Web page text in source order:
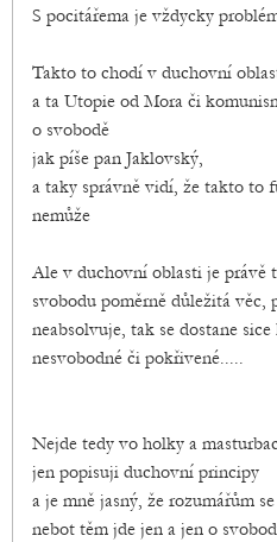
S pocitářema je vždycky
Takto to chodí v duchovní
a ta Utopie od Mora či
o svobodě
jak píše pan Jaklovský,
a taky správně vidí, že takto to
nemůže
Ale v duchovní oblasti je právě
svobodu poměrně důležitá věc,
neabsolvuje, tak se dostane
nesvobodné či pokřivené.....
Nejde tedy vo holky a
jen popisuji duchovní principy
a je mně jasný, že rozumářům
nebot těm jde jen a jen o